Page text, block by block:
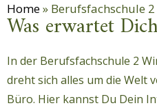
Home» Berufsfachschule
Was erwartet
In der Berufsfachschule 2
dreht sich alles um die Welt
Büro. Hier kannst Du Dein